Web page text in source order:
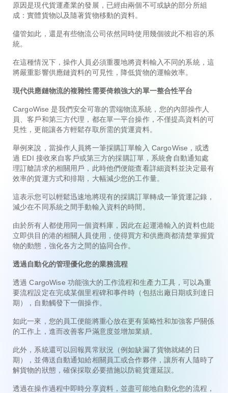
原因是現代貨運產業的發展，已經由兩個不可或缺的部分所組
成：實體貨物以及隨著貨物移動的資料。
儘管如此，還是有些物流公司依然同時使用幾個彼此不相容的系
統。
在這種情況下，操作人員必須重覆地將資料輸入不同的系統，這
將嚴重影響供應鏈資料的可見性，降低貨物的運輸效率。
現代供應鏈物流的複雜性需要倚賴強大的單一整合性平台
CargoWise 是我們安全可靠的雲端物流系統，您的內部操作人
員、客戶和第三方代理，都在單一平台操作，不僅提高資料的可
見性，更能讓各方輕鬆存取所需的貨運資料。
舉例來說，當操作人員將一筆採購訂單輸入 CargoWise，或透
過 EDI 接收來自客戶或第三方的採購訂單，系統會自動通知處
理訂艙請求的相關用戶，此時他們便能查看詳細資料並決定最有
效率的貨運方式和排期，大幅減少您的工作量。
這表示您可以輕鬆迅速地將現有的採購訂單轉成一筆貨運記錄，
減少在不同系統之間手動輸入資料的時間。
由於所有人都使用同一個資料庫，因此在起運港輸入的資料也能
立即供目的港的相關人員使用，使得買方和供應商都清楚掌握貨
物的動態，強化各方之間的協同合作。
透過自動化的管理優化您的業務流程
透過 CargoWise 功能強大的工作流程和生產力工具，可以為重
要流程設定在完成某個里程碑和事件時（包括出廠日期或到達日
期），自動觸發下一個操作。
如此一來，您的員工便能將重心放在更有策略性和加強客戶關係
的工作上，進而改善客戶滿意度並增加業績。
此外，系統還可以回報異常狀況（例如缺漏了貨物就緒的日
期），並傳送自動通知給相關員工或合作夥伴，讓所有人隨時了
解貨物的狀態，確保採取必要措施以防範貨運延誤。
透過在操作過程中即時分享資料，並盡可能地自動化您的流程，